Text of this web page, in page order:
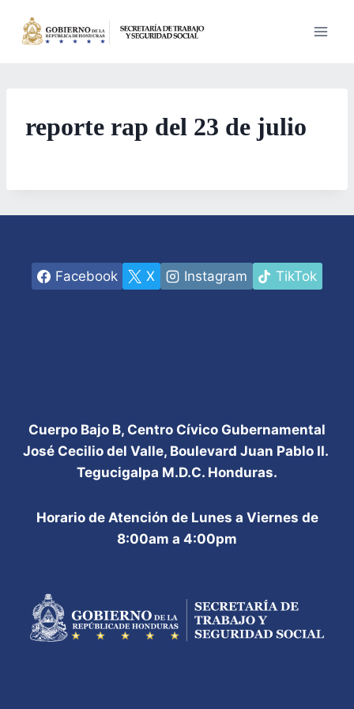
reporte rap del 23 de julio
Facebook X Instagram TikTok
Cuerpo Bajo B, Centro Cívico Gubernamental
José Cecilio del Valle, Boulevard Juan Pablo II.
Tegucigalpa M.D.C. Honduras.
Horario de Atención de Lunes a Viernes de
8:00am a 4:00pm